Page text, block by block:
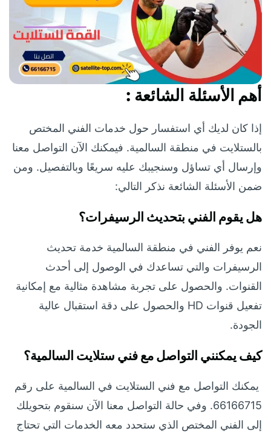
أهم الأسئلة الشائعة :
إذا كان لديك أي استفسار حول خدمات الفني المختص
بالستلايت في منطقة السالمية. فيمكنك الآن التواصل معنا
وإرسال أي تساؤل وسنجيبك عليه سريعًا وبالتفصيل. ومن
ضمن الأسئلة الشائعة نذكر التالي:
هل يقوم الفني بتحديث الرسيفرات؟
نعم يوفر الفني في منطقة السالمية خدمة تحديث
الرسيفرات والتي تساعدك في الوصول إلى أحدث
القنوات. والحصول على تجربة مشاهدة مثالية مع إمكانية
تفعيل قنوات HD والحصول على دقة استقبال عالية
الجودة.
كيف يمكنني التواصل مع فني ستلايت السالمية؟
يمكنك التواصل مع فني الستلايت في السالمية على رقم
66166715. وفي حالة التواصل معنا الآن سنقوم بتحويلك
إلى الفني المختص الذي ستحدد معه الخدمات التي تحتاج